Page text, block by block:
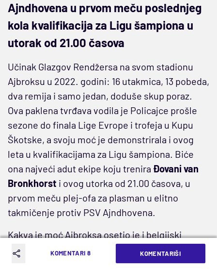
Ajndhovena u prvom meču poslednjeg
kola kvalifikacija za Ligu šampiona u
utorak od 21.00 časova
Učinak Glazgov Rendžersa na svom stadionu
Ajbroksu u 2022. godini: 16 utakmica, 13 pobeda,
dva remija i samo jedan, doduše skup poraz.
Ova paklena tvrđava vodila je Policajce prošle
sezone do finala Lige Evrope i trofeja u Kupu
Škotske, a svoju moć je demonstrirala i ovog
leta u kvalifikacijama za Ligu šampiona. Biće
ona najveći adut ekipe koju trenira Đovani van
Bronkhorst i ovog utorka od 21.00 časova, u
prvom meču plej-ofa za plasman u elitno
takmičenje protiv PSV Ajndhovena.
Kakva je moć Ajbroksa osetio je i belgijski
vicešampion Union Sen Žiloaz, kojem nije bilo
dovoljno ni 2:0 iz prvog meča u Briselu za prolaz
KOMENTARI 8 KOMENTARIŠI